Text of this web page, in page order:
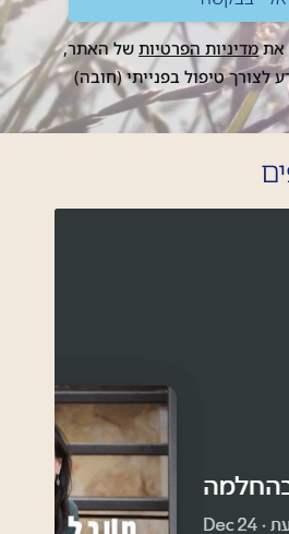
אתמדיניות הפרטיות של האתר,
לצורך טיפול בפנייתי (חובה)